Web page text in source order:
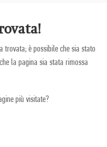
trovata; è possibile che sia stato
la pagina sia stata rimossa
più visitate?